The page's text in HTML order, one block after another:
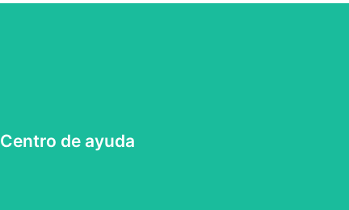
Centro de ayuda
Centro de ayuda